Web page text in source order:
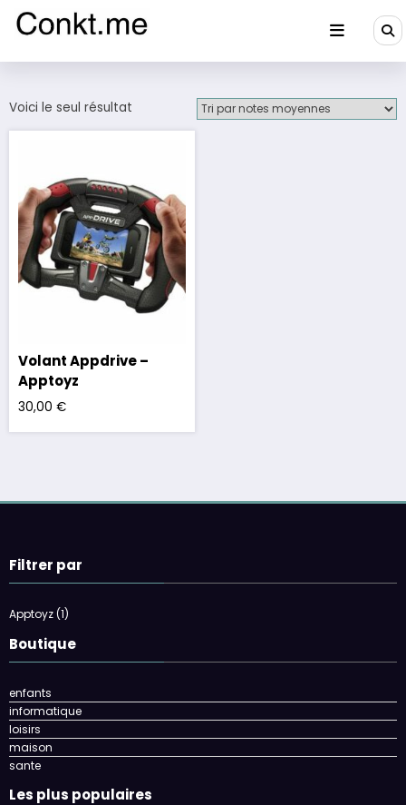
Conkt.me
Voici le seul résultat
Volant Appdrive –
Apptoyz
30,00 €
Filtrer par
Apptoyz(1)
Boutique
enfants
informatique
loisirs
maison
sante
Les plus populaires